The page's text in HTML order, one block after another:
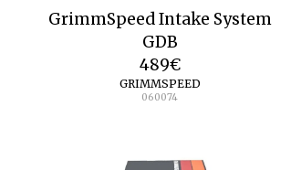
GrimmSpeed Intake System
GDB
489€
GRIMMSPEED
060074